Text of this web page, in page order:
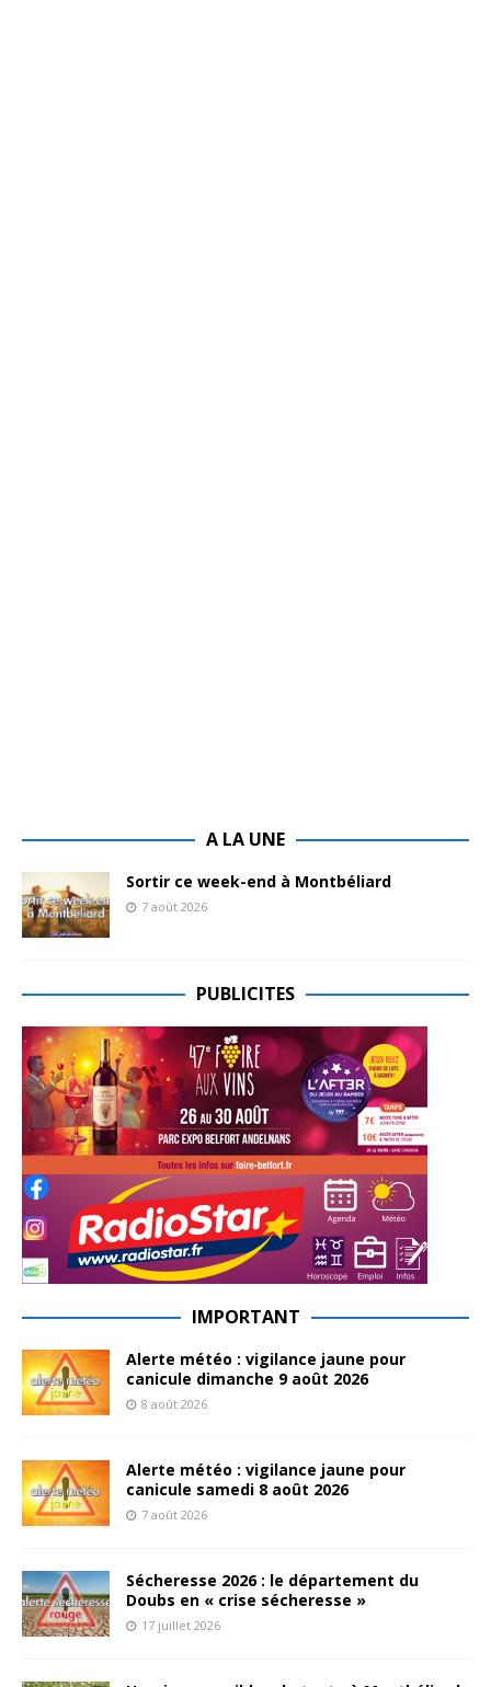
A LA UNE
Sortir ce week-end à Montbéliard
7 août 2026
PUBLICITES
IMPORTANT
Alerte météo : vigilance jaune pour
canicule dimanche 9 août 2026
8 août 2026
Alerte météo : vigilance jaune pour
canicule samedi 8 août 2026
7 août 2026
Sécheresse 2026 : le département du
Doubs en « crise sécheresse »
17 juillet 2026